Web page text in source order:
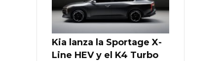
Kia lanza la Sportage X-
Line HEV y el K4 Turbo